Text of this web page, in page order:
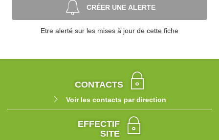
CRÉER UNE ALERTE
Etre alerté sur les mises à jour de cette fiche
CONTACTS
Voir les contacts par direction
EFFECTIF
SITE